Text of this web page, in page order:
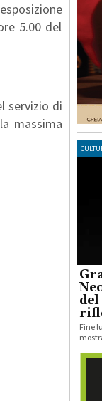
5.00 del
servizio di
massima
del
Fine